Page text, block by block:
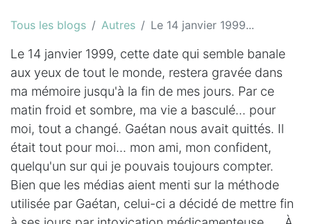
Tous les blogs Autres Le 14 janvier 1999...
Le 14 janvier 1999, cette date qui semble banale
aux yeux de tout le monde, restera gravée dans
ma mémoire jusqu'à la fin de mes jours. Par ce
matin froid et sombre, ma vie a basculé... pour
moi, tout a changé. Gaétan nous avait quittés. Il
était tout pour moi... mon ami, mon confident,
quelqu'un sur qui je pouvais toujours compter.
Bien que les médias aient menti sur la méthode
utilisée par Gaétan, celui-ci a décidé de mettre fin